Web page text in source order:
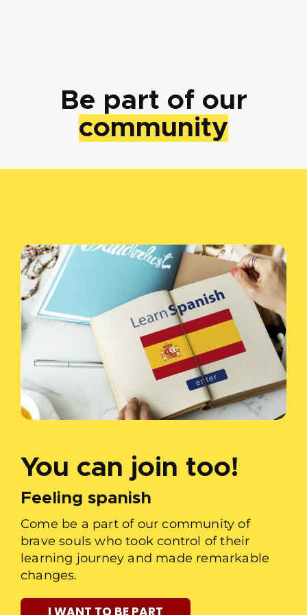
Be part of our
community
You can join too!
Feeling spanish
Come be a part of our community of
brave souls who took control of their
learning journey and made remarkable
changes.
I WANT TO BE PART